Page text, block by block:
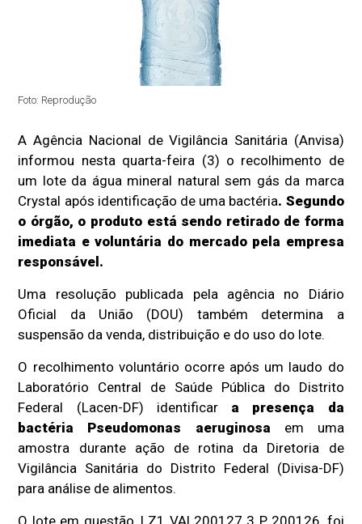
Foto: Reprodução
A Agência Nacional de Vigilância Sanitária (Anvisa)
informou nesta quarta-feira (3) o recolhimento de
um lote da água mineral natural sem gás da marca
Crystal após identificação de uma bactéria. Segundo
o órgão, o produto está sendo retirado de forma
imediata e voluntária do mercado pela empresa
responsável.
Uma resolução publicada pela agência no Diário
Oficial da União (DOU) também determina a
suspensão da venda, distribuição e do uso do lote.
O recolhimento voluntário ocorre após um laudo do
Laboratório Central de Saúde Pública do Distrito
Federal (Lacen-DF) identificar a presença da
bactéria Pseudomonas aeruginosa em uma
amostra durante ação de rotina da Diretoria de
Vigilância Sanitária do Distrito Federal (Divisa-DF)
para análise de alimentos.
O lote em questão, LZ1 VAL200127 3 P 200126, foi